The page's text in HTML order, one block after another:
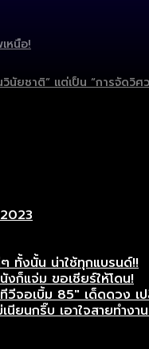
หนือ!
นัยชาติ” แต่เป็น “การจัดวิ
ทั้งนั้น น่าใช้ทุกแบรนด์!!
งก็แจ่ม ขอเชียร์ให้โดน!
อเบิ้ม 85″ เด็ดดวง เป
นกริ๊บ เอาใจสายทำงา